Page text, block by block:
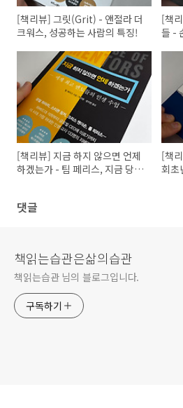
[책리뷰] 그릿(Grit) - 앤절라 더
크워스, 성공하는 사람의 특징!
[책
들 -
[책리뷰] 지금 하지 않으면 언제
하겠는가 - 팀 페리스, 지금 당장
[책
회초
댓글
책읽는습관은삶의습관
책읽는습관 님의 블로그입니다.
구독하기